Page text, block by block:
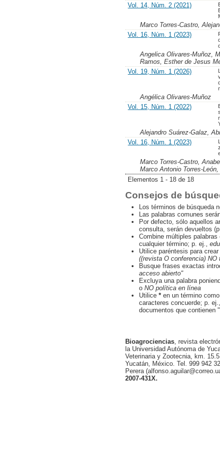
Vol. 14, Núm. 2 (2021)
Marco Torres-Castro,
Vol. 16, Núm. 1 (2023)
Angelica Olivares-Muñoz,
Ramos, Esther de Jesus
Vol. 19, Núm. 1 (2026)
Angélica Olivares-Muñoz
Vol. 15, Núm. 1 (2022)
Alejandro Suárez-Galaz,
Vol. 16, Núm. 1 (2023)
Marco Torres-Castro,
Marco Antonio Torres-
Elementos 1 - 18 de 18
Consejos de
Los términos de búsqueda
Las palabras comunes
Por defecto, sólo aquellos
consulta, serán devueltos
Combine múltiples palabras
cualquier término; p. ej.,
Utilice paréntesis para
((revista O conferencia) NO
Busque frases exactas
acceso abierto"
Excluya una palabra
o NO política en línea
Utilice *en un término
caracteres concuerde; p.
documentos que contienen
Bioagrociencias, revista
la Universidad Autónoma de
Veterinaria y Zootecnia, km.
Yucatán, México. Tel. 999 942
Perera
2007-431X.